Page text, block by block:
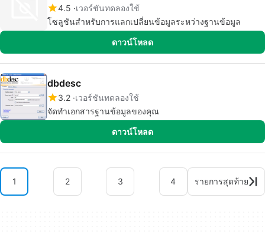
4.5 เวอร์ชันทดลองใช้
โซลูชันสำหรับการแลกเปลี่ยนข้อมูลระหว่างฐานข้อมูล
ดาวน์โหลด
dbdesc
3.2 เวอร์ชันทดลองใช้
จัดทำเอกสารฐานข้อมูลของคุณ
ดาวน์โหลด
1 2 3 4 รายการสุดท้าย